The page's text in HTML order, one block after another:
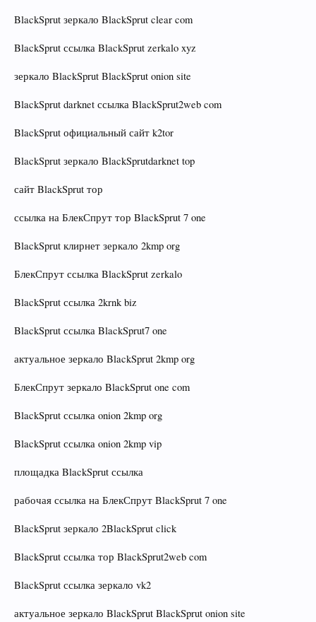
BlackSprut зеркало BlackSprut clear com
BlackSprut ссылка BlackSprut zerkalo xyz
зеркало BlackSprut BlackSprut onion site
BlackSprut darknet ссылка BlackSprut2web com
BlackSprut официальный сайт k2tor
BlackSprut зеркало BlackSprutdarknet top
сайт BlackSprut тор
ссылка на БлекСпрут тор BlackSprut 7 one
BlackSprut клирнет зеркало 2kmp org
БлекСпрут ссылка BlackSprut zerkalo
BlackSprut ссылка 2krnk biz
BlackSprut ссылка BlackSprut7 one
актуальное зеркало BlackSprut 2kmp org
БлекСпрут зеркало BlackSprut one com
BlackSprut ссылка onion 2kmp org
BlackSprut ссылка onion 2kmp vip
площадка BlackSprut ссылка
рабочая ссылка на БлекСпрут BlackSprut 7 one
BlackSprut зеркало 2BlackSprut click
BlackSprut ссылка тор BlackSprut2web com
BlackSprut ссылка зеркало vk2
актуальное зеркало BlackSprut BlackSprut onion site